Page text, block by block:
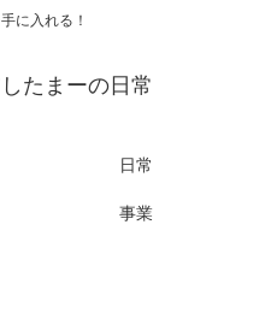
に入れる！
たまーの日常
日常
事業